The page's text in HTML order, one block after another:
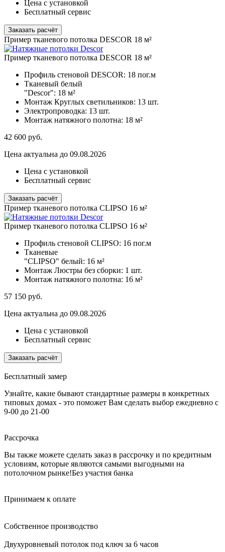
Цена с установкой
Бесплатный сервис
Заказать расчёт
Пример тканевого потолка DESCOR 18 м²
Пример тканевого потолка DESCOR 18 м²
Профиль стеновой DESCOR: 18 пог.м
Тканевый белый
"Descor": 18 м²
Монтаж Круглых светильников: 13 шт.
Электропроводка: 13 шт.
Монтаж натяжного полотна: 18 м²
42 600 руб.
Цена актуальна до 09.08.2026
Цена с установкой
Бесплатный сервис
Заказать расчёт
Пример тканевого потолка CLIPSO 16 м²
Пример тканевого потолка CLIPSO 16 м²
Профиль стеновой CLIPSO: 16 пог.м
Тканевые
"CLIPSO" белый: 16 м²
Монтаж Люстры без сборки: 1 шт.
Монтаж натяжного полотна: 16 м²
57 150 руб.
Цена актуальна до 09.08.2026
Цена с установкой
Бесплатный сервис
Заказать расчёт
Бесплатный замер
Узнайте, какие бывают стандартные размеры в конкретных
типовых домах - это поможет Вам сделать выбор ежедневно с
9-00 до 21-00
Рассрочка
Вы также можете сделать заказ в рассрочку и по кредитным
условиям, которые являются самыми выгодными на
потолочном рынке!Без участия банка
Принимаем к оплате
Собственное производство
Двухуровневый потолок под ключ за 6 часов